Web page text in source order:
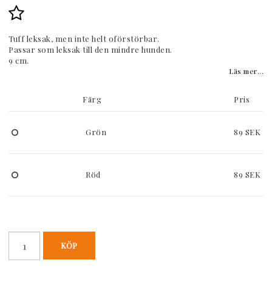
Lägg till i favoritlistan
Tuff leksak, men inte helt oförstörbar.
Passar som leksak till den mindre hunden.
9 cm.
Läs mer...
Färg Pris
Grön 89 SEK
Röd 89 SEK
KÖP